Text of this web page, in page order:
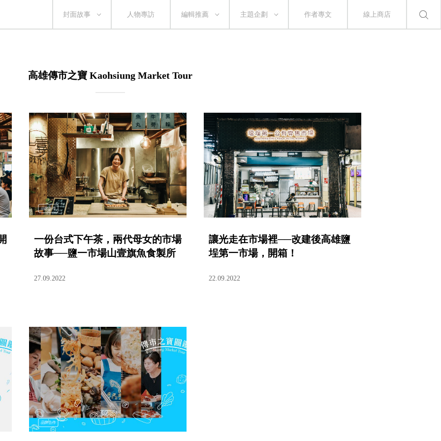
封面故事 人物專訪 編輯推薦 主題企劃 作者專文 線上商店
高雄傳市之寶 Kaohsiung Market Tour
品牌合作
一份台式下午茶，兩代母女的市場
故事──鹽一市場山壹旗魚食製所
27.09.2022
讓光走在市場裡──改建後高雄鹽
埕第一市場，開箱！
22.09.2022
品牌合作